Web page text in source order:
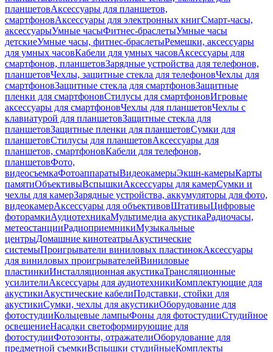
планшетовАксессуары для планшетов,
смартфоновАксессуары для электронных книгСмарт-часы,
аксессуарыУмные часыФитнес-браслетыУмные часы
детскиеУмные часы, фитнес-браслетыРемешки, аксессуары
для умных часовКабели для умных часовАксессуары для
смартфонов, планшетовЗарядные устройства для телефонов,
планшетовЧехлы, защитные стекла для телефоновЧехлы для
смартфоновЗащитные стекла для смартфоновЗащитные
пленки для смартфоновСтилусы для смартфоновИгровые
аксессуары для смартфоновЧехлы для планшетовЧехлы с
клавиатурой для планшетовЗащитные стекла для
планшетовЗащитные пленки для планшетовСумки для
планшетовСтилусы для планшетовАксессуары для
планшетов, смартфоновКабели для телефонов,
планшетовФото,
видеосъемкаФотоаппаратыВидеокамерыЭкшн-камерыКарты
памятиОбъективыВспышкиАксессуары для камерСумки и
чехлы для камерЗарядные устройства, аккумуляторы для фото,
видеокамерАксессуары для объективовШтативыЦифровые
фоторамкиАудиотехникаМультимедиа акустикаРадиочасы,
метеостанцииРадиоприемникиМузыкальные
центрыДомашние кинотеатрыАкустические
системыПроигрыватели виниловых пластинокАксессуары
для виниловых проигрывателейВиниловые
пластинкиИнсталляционная акустикаТрансляционные
усилителиАксессуары для аудиотехникиКомплектующие для
акустикиАкустические кабелиПодставки, стойки для
акустикиСумки, чехлы для акустикиОборудование для
фотостудииКольцевые лампыФоны для фотостудииСтудийное
освещениеНасадки светоформирующие для
фотостудииФотозонты, отражателиОборудование для
предметной съемкиВспышки студийныеКомплекты